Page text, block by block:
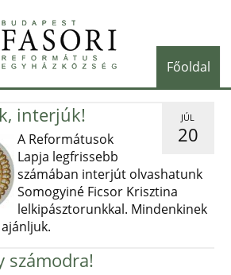
Főoldal
JÚL
20
interjúk!
A Reformátusok
Lapja legfrissebb
számában interjút olvashatunk
Somogyiné Ficsor Krisztina
lelkipásztorunkkal. Mindenkinek
számodra!